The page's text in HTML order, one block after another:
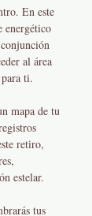
En este
energético
al área
ti.
mapa de tu
retiro,
estelar.
tus